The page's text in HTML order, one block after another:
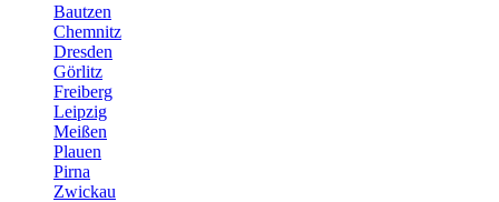
Bautzen
Chemnitz
Dresden
Görlitz
Freiberg
Leipzig
Meißen
Plauen
Pirna
Zwickau